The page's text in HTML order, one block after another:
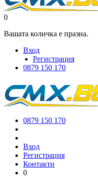
0
Вашата количка е празна.
Вход
Регистрация
0879 150 170
0879 150 170
Вход
Регистрация
Контакти
0